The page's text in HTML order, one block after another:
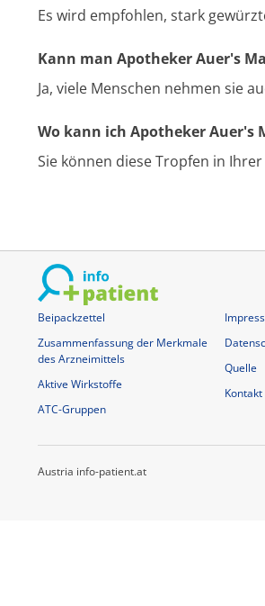
Es wird empfohlen, stark
Kann man Apotheker Auer's
Ja, viele Menschen nehmen sie
Wo kann ich Apotheker Auer's
Sie können diese Tropfen in
Beipackzettel
Zusammenfassung der Merkmale
des Arzneimittels
Aktive Wirkstoffe
ATC-Gruppen
Quelle
Kontakt
Austria info-patient.at